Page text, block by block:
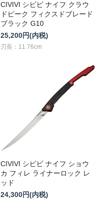
CIVIVI シビビ ナイフ クラウ
ドピーク フィクスドブレード
ブラック G10
25,200円(内税)
刃長：11.76cm
CIVIVI シビビ ナイフ ショウ
カ フィレ ライナーロック レ
ッド
24,300円(内税)